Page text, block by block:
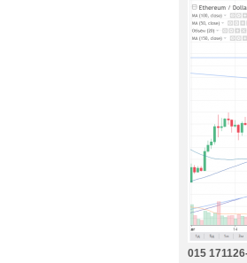
015